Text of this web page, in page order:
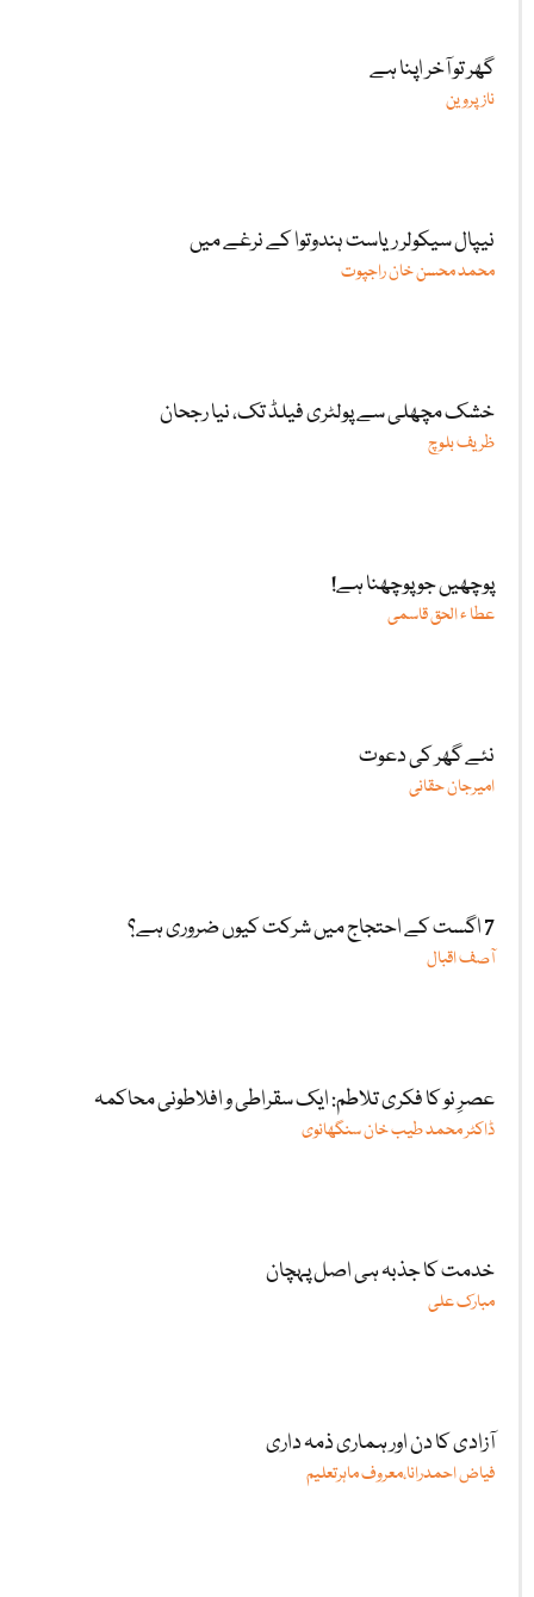
گھر تو آخر اپنا ہے
ناز پروین
نیپال سیکولر ریاست ہندوتوا کے نرغے میں
محمد محسن خان راجپوت
خشک مچھلی سے پولٹری فیلڈ تک، نیا رجحان
ظریف بلوچ
پوچھیں جو پوچھنا ہے!
عطا ء الحق قاسمی
نئے گھر کی دعوت
امیرجان حقانی
7 اگست کے احتجاج میں شرکت کیوں ضروری ہے؟
آصف اقبال
عصرِ نو کا فکری تلاطم: ایک سقراطی و افلاطونی محاکمہ
ڈاکٹر محمد طیب خان سنگھانوی
خدمت کا جذبہ ہی اصل پہچان
مبارک علی
آزادی کا دن اور ہماری ذمہ داری
فیاض احمدرانا،معروف ماہرتعلیم